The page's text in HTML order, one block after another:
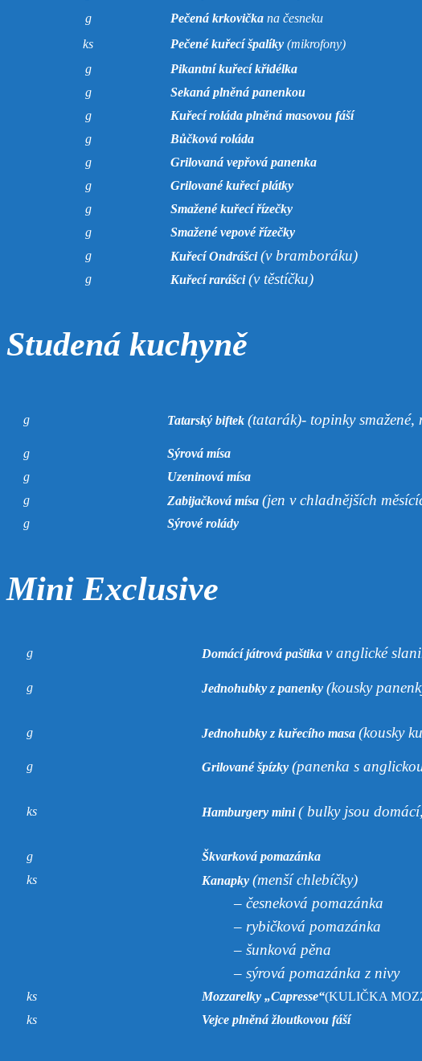
g
Pečená krkovička na česneku
ks
Pečené kuřecí špalíky (mikrofony)
g
Pikantní kuřecí křidélka
g
Sekaná plněná panenkou
g
Kuřecí roláda plněná masovou fáší
g
Bůčková roláda
g
Grilovaná vepřová panenka
g
Grilované kuřecí plátky
g
Smažené kuřecí řízečky
g
Smažené vepové řízečky
g
Kuřecí Ondrášci (v bramboráku)
g Kuřecí rarášci (v těstíčku)
Studená kuchyně
g Tatarský biftek (tatarák)- topinky smažené,
g
Sýrová mísa
g
Uzeninová mísa
g
Zabijačková mísa (jen v chladnějších
g Sýrové rolády
Mini Exclusive
g Domácí játrová paštika v anglické
g Jednohubky z panenky (kousky
g Jednohubky z kuřecího masa (kousky
g Grilované špízky (panenka s
ks Hamburgery mini ( bulky jsou
g
Škvarková pomazánka
ks
Kanapky (menší chlebíčky)
– česneková pomazánka
– rybičková pomazánka
– šunková pěna
– sýrová pomazánka z nivy
ks Mozzarelky „Capresse“(KULIČKA
ks
Vejce plněná žloutkovou fáší